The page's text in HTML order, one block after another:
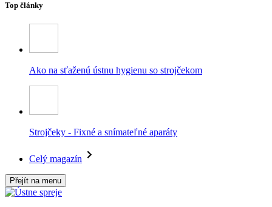
Top články
Ako na sťaženú ústnu hygienu so strojčekom
Strojčeky - Fixné a snímateľné aparáty
Celý magazín
Přejít na menu